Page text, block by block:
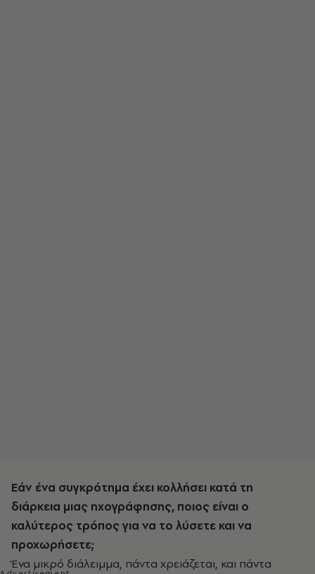
Εάν ένα συγκρότημα έχει κολλήσει κατά τη
διάρκεια μιας ηχογράφησης, ποιος είναι ο
καλύτερος τρόπος για να το λύσετε και να
προχωρήσετε;
Ένα μικρό διάλειμμα, πάντα χρειάζεται, και πάντα